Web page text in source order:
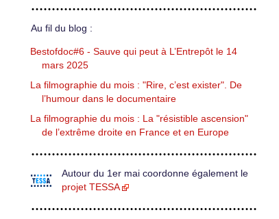
Au fil du blog :
Bestofdoc#6 - Sauve qui peut à L’Entrepôt le 14
mars 2025
La filmographie du mois : "Rire, c’est exister". De
l’humour dans le documentaire
La filmographie du mois : La "résistible ascension"
de l’extrême droite en France et en Europe
Autour du 1er mai coordonne également le
projet TESSA